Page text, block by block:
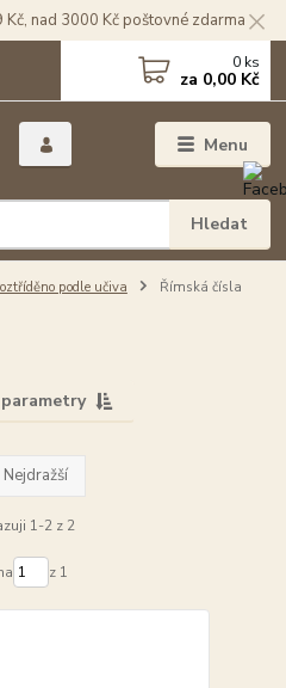
nad 3000 Kč poštovné zdarma
Menu
Hledat
0 ks
za 0,00 Kč
podle učiva Římská čísla
Nejdražší
1-2 z 2
z 1